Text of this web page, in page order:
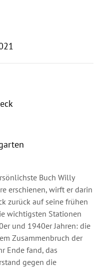
Buch Willy
erschienen, wirft er darin
zurück auf seine frühen
wichtigsten Stationen
und 1940er Jahren: die
Zusammenbruch der
Ende fand, das
gegen die